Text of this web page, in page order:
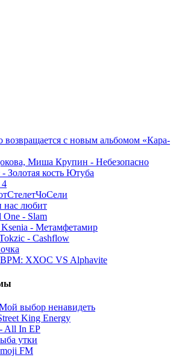
с новым альбомом «Кара-
Миша Крупин - Небезопасно
кость Ютуба
любит
One - Slam
Ksenia - Метамфетамир
- Cashflow
ХХОС VS Alphavite
выбор ненавидеть
King Energy
All In EP
утки
FM